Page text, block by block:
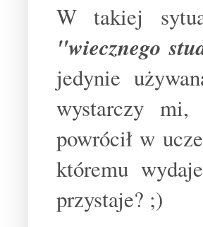
W takiej
"wiecznego
jedynie
wystarczy
powrócił w
któremu
przystaje? ;)